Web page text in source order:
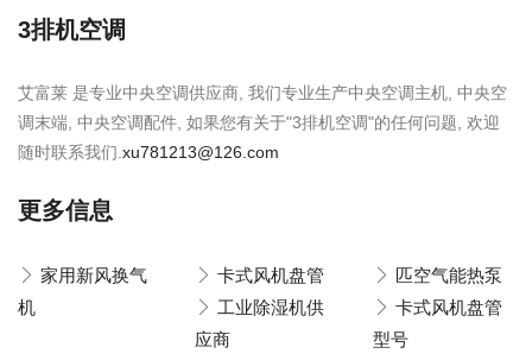
3排机空调
艾富莱 是专业中央空调供应商, 我们专业生产中央空调主机, 中央空
调末端, 中央空调配件, 如果您有关于"3排机空调"的任何问题, 欢迎
随时联系我们. xu781213@126.com
更多信息
家用新风换气
机
卡式风机盘管
匹空气能热泵
工业除湿机供
应商
卡式风机盘管
型号